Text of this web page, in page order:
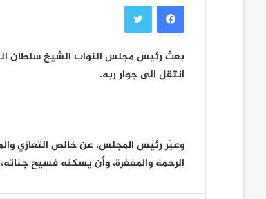
فيسبوك تويتر
بعث رئيس مجلس النواب الشيخ سلطان
انتقل الى جوار ربه.
وعبّر رئيس المجلس، عن خالص التعازي
الرحمة والمغفرة، وأن يسكنه فسيح جناته،